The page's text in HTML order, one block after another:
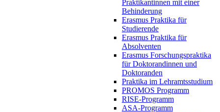
Praktikantinnen mit einer
Behinderung
Erasmus Praktika für
Studierende
Erasmus Praktika für
Absolventen
Erasmus Forschungspraktika
für Doktorandinnen und
Doktoranden
Praktika im Lehramtsstudium
PROMOS Programm
RISE-Programm
ASA-Programm